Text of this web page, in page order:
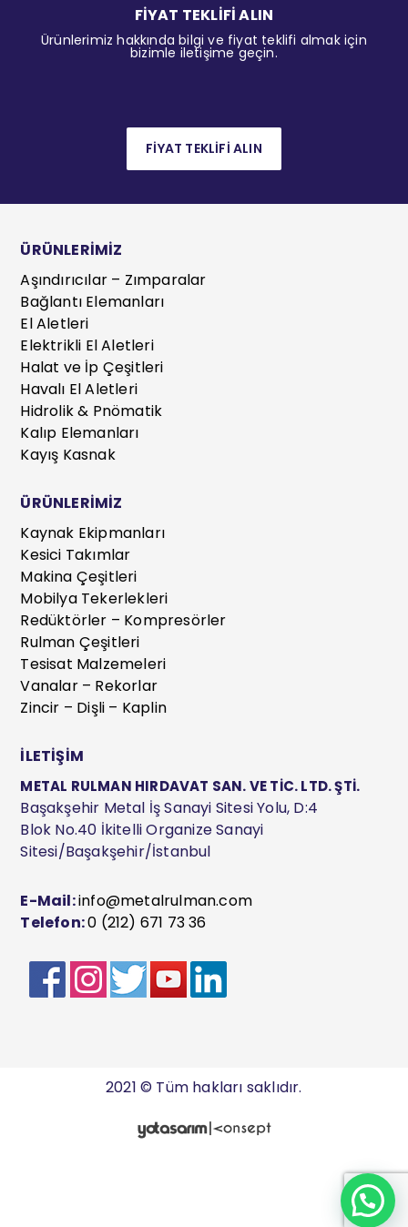
FİYAT TEKLİFİ ALIN
Ürünlerimiz hakkında bilgi ve fiyat teklifi almak için
bizimle iletişime geçin.
FİYAT TEKLİFİ ALIN
ÜRÜNLERİMİZ
Aşındırıcılar – Zımparalar
Bağlantı Elemanları
El Aletleri
Elektrikli El Aletleri
Halat ve İp Çeşitleri
Havalı El Aletleri
Hidrolik & Pnömatik
Kalıp Elemanları
Kayış Kasnak
ÜRÜNLERİMİZ
Kaynak Ekipmanları
Kesici Takımlar
Makina Çeşitleri
Mobilya Tekerlekleri
Redüktörler – Kompresörler
Rulman Çeşitleri
Tesisat Malzemeleri
Vanalar – Rekorlar
Zincir – Dişli – Kaplin
İLETİŞİM
METAL RULMAN HIRDAVAT SAN. VE TİC. LTD. ŞTİ.
Başakşehir Metal İş Sanayi Sitesi Yolu, D:4
Blok No.40 İkitelli Organize Sanayi
Sitesi/Başakşehir/İstanbul
E-Mail:info@metalrulman.com
Telefon:0 (212) 671 73 36
2021 © Tüm hakları saklıdır.